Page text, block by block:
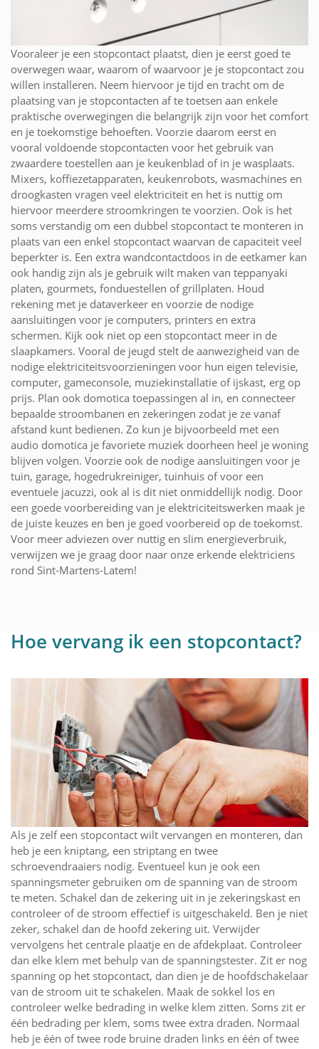
Vooraleer je een stopcontact plaatst, dien je eerst goed te
overwegen waar, waarom of waarvoor je je stopcontact zou
willen installeren. Neem hiervoor je tijd en tracht om de
plaatsing van je stopcontacten af te toetsen aan enkele
praktische overwegingen die belangrijk zijn voor het comfort
en je toekomstige behoeften. Voorzie daarom eerst en
vooral voldoende stopcontacten voor het gebruik van
zwaardere toestellen aan je keukenblad of in je wasplaats.
Mixers, koffiezetapparaten, keukenrobots, wasmachines en
droogkasten vragen veel elektriciteit en het is nuttig om
hiervoor meerdere stroomkringen te voorzien. Ook is het
soms verstandig om een dubbel stopcontact te monteren in
plaats van een enkel stopcontact waarvan de capaciteit veel
beperkter is. Een extra wandcontactdoos in de eetkamer kan
ook handig zijn als je gebruik wilt maken van teppanyaki
platen, gourmets, fonduestellen of grillplaten. Houd
rekening met je dataverkeer en voorzie de nodige
aansluitingen voor je computers, printers en extra
schermen. Kijk ook niet op een stopcontact meer in de
slaapkamers. Vooral de jeugd stelt de aanwezigheid van de
nodige elektriciteitsvoorzieningen voor hun eigen televisie,
computer, gameconsole, muziekinstallatie of ijskast, erg op
prijs. Plan ook domotica toepassingen al in, en connecteer
bepaalde stroombanen en zekeringen zodat je ze vanaf
afstand kunt bedienen. Zo kun je bijvoorbeeld met een
audio domotica je favoriete muziek doorheen heel je woning
blijven volgen. Voorzie ook de nodige aansluitingen voor je
tuin, garage, hogedrukreiniger, tuinhuis of voor een
eventuele jacuzzi, ook al is dit niet onmiddellijk nodig. Door
een goede voorbereiding van je elektriciteitswerken maak je
de juiste keuzes en ben je goed voorbereid op de toekomst.
Voor meer adviezen over nuttig en slim energieverbruik,
verwijzen we je graag door naar onze erkende elektriciens
rond Sint-Martens-Latem!
Hoe vervang ik een stopcontact?
Als je zelf een stopcontact wilt vervangen en monteren, dan
heb je een kniptang, een striptang en twee
schroevendraaiers nodig. Eventueel kun je ook een
spanningsmeter gebruiken om de spanning van de stroom
te meten. Schakel dan de zekering uit in je zekeringskast en
controleer of de stroom effectief is uitgeschakeld. Ben je niet
zeker, schakel dan de hoofd zekering uit. Verwijder
vervolgens het centrale plaatje en de afdekplaat. Controleer
dan elke klem met behulp van de spanningstester. Zit er nog
spanning op het stopcontact, dan dien je de hoofdschakelaar
van de stroom uit te schakelen. Maak de sokkel los en
controleer welke bedrading in welke klem zitten. Soms zit er
één bedrading per klem, soms twee extra draden. Normaal
heb je één of twee rode bruine draden links en één of twee